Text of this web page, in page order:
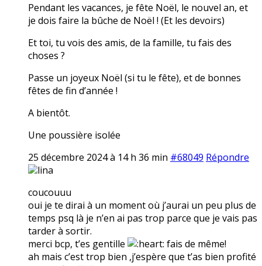
Pendant les vacances, je fête Noël, le nouvel an, et
je dois faire la bûche de Noël ! (Et les devoirs)
Et toi, tu vois des amis, de la famille, tu fais des
choses ?
Passe un joyeux Noël (si tu le fête), et de bonnes
fêtes de fin d’année !
A bientôt.
Une poussière isolée
25 décembre 2024 à 14 h 36 min #68049 Répondre
lina
coucouuu
oui je te dirai à un moment où j’aurai un peu plus de
temps psq là je n’en ai pas trop parce que je vais pas
tarder à sortir.
merci bcp, t’es gentille
fais de même!
ah mais c’est trop bien ,j’espère que t’as bien profité